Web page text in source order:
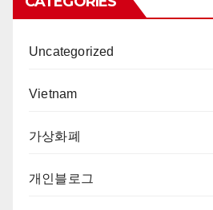
Uncategorized
Vietnam
가상화폐
개인블로그